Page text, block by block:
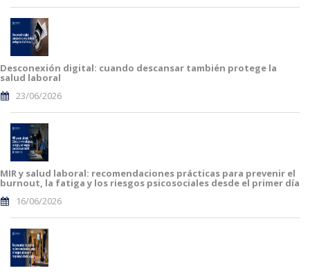
Desconexión digital: cuando descansar también protege la
salud laboral
23/06/2026
MIR y salud laboral: recomendaciones prácticas para prevenir el
burnout, la fatiga y los riesgos psicosociales desde el primer día
16/06/2026